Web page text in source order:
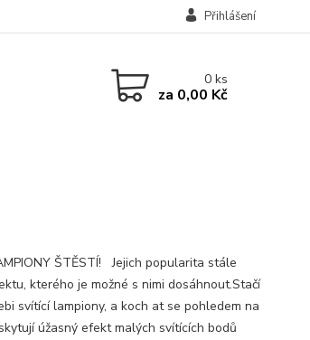
Přihlášení
0ks
za 0,00 Kč
ŠTĚSTÍ! Jejich popularita stále
kterého je možné s nimi dosáhnout.Stačí
svítící lampiony, a koch at se pohledem na
úžasný efekt malých svítících bodů